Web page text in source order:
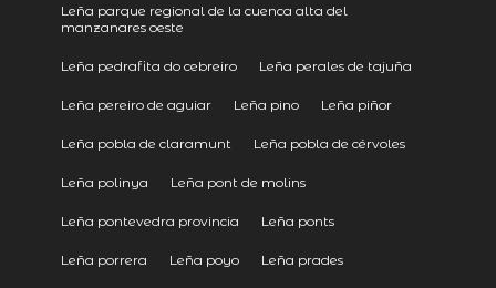
Leña parque regional de la cuenca alta del
manzanares oeste
Leña pedrafita do cebreiro Leña perales de tajuña
Leña pereiro de aguiar Leña pino Leña piñor
Leña pobla de claramunt Leña pobla de cérvoles
Leña polinya Leña pont de molins
Leña pontevedra provincia Leña ponts
Leña porrera Leña poyo Leña prades